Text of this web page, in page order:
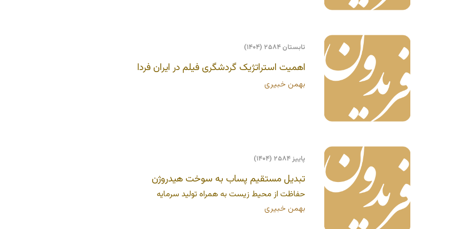
تابستان ۲۵۸۴ (۱۴۰۴)
اهمیت استراتژیک گردشگری فیلم در ایران فردا
بهمن خبیری
پاییز ۲۵۸۴ (۱۴۰۴)
تبدیل مستقیم پساب به سوخت هیدروژن
حفاظت از محیط زیست به همراه تولید سرمایه
بهمن خبیری